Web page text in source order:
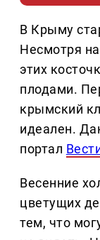
В Крыму
Несмотря
этих
плодами.
крымский
идеален.
портал
Весенние
цветущих
тем, что